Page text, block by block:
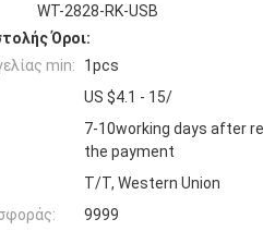
WT-2828-RK-USB
Όροι:
min:
1pcs
US $4.1 - 15/
7-10working days after
the payment
T/T, Western Union
9999